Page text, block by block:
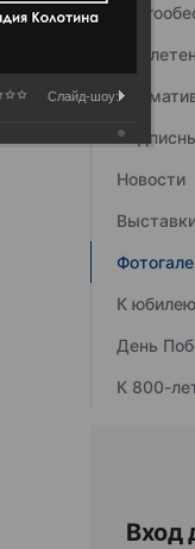
Новости
К
День
К 800-
Вход
Слайд-шоу: